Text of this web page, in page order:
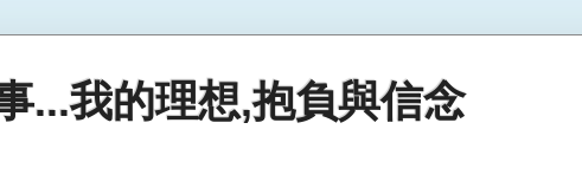
...我的理想,抱負與信念